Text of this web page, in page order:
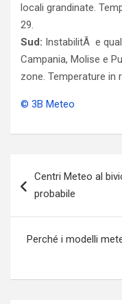
locali grandinate.
29.
Sud: InstabilitÃ e
Campania, Molise e
zone. Temperature in
© 3B Meteo
articoli
Centri Meteo al
probabile
Perché i modelli